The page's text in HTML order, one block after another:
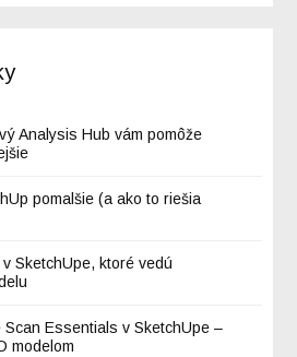
Analysis Hub vám pomôže
pomalšie (a ako to riešia
SketchUpe, ktoré vedú
Scan Essentials v SketchUpe –
modelom